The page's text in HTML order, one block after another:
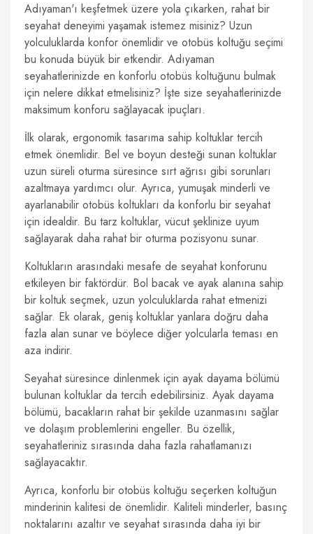
Adıyaman'ı keşfetmek üzere yola çıkarken, rahat bir
seyahat deneyimi yaşamak istemez misiniz? Uzun
yolculuklarda konfor önemlidir ve otobüs koltuğu seçimi
bu konuda büyük bir etkendir. Adıyaman
seyahatlerinizde en konforlu otobüs koltuğunu bulmak
için nelere dikkat etmelisiniz? İşte size seyahatlerinizde
maksimum konforu sağlayacak ipuçları.
İlk olarak, ergonomik tasarıma sahip koltuklar tercih
etmek önemlidir. Bel ve boyun desteği sunan koltuklar
uzun süreli oturma süresince sırt ağrısı gibi sorunları
azaltmaya yardımcı olur. Ayrıca, yumuşak minderli ve
ayarlanabilir otobüs koltukları da konforlu bir seyahat
için idealdir. Bu tarz koltuklar, vücut şeklinize uyum
sağlayarak daha rahat bir oturma pozisyonu sunar.
Koltukların arasındaki mesafe de seyahat konforunu
etkileyen bir faktördür. Bol bacak ve ayak alanına sahip
bir koltuk seçmek, uzun yolculuklarda rahat etmenizi
sağlar. Ek olarak, geniş koltuklar yanlara doğru daha
fazla alan sunar ve böylece diğer yolcularla teması en
aza indirir.
Seyahat süresince dinlenmek için ayak dayama bölümü
bulunan koltuklar da tercih edebilirsiniz. Ayak dayama
bölümü, bacakların rahat bir şekilde uzanmasını sağlar
ve dolaşım problemlerini engeller. Bu özellik,
seyahatleriniz sırasında daha fazla rahatlamanızı
sağlayacaktır.
Ayrıca, konforlu bir otobüs koltuğu seçerken koltuğun
minderinin kalitesi de önemlidir. Kaliteli minderler, basınç
noktalarını azaltır ve seyahat sırasında daha iyi bir